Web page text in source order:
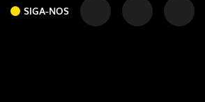
SIGA-NOS